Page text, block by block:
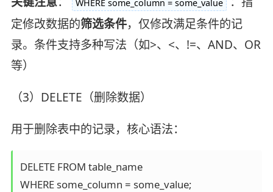
WHERE some_column = some_value
定修改数据的筛选条件，仅修改满足条件的记
录。条件支持多种写法（如>、<、!=、AND、OR
等）
（3）DELETE（删除数据）
用于删除表中的记录，核心语法：
DELETE FROM table_name
WHERE some_column = some_value;